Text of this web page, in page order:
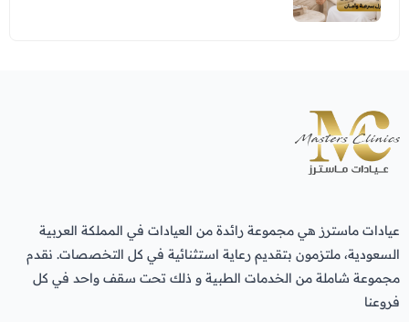
عيادات ماسترز هي مجموعة رائدة من العيادات في المملكة العربية
السعودية، ملتزمون بتقديم رعاية استثنائية في كل التخصصات. نقدم
مجموعة شاملة من الخدمات الطبية و ذلك تحت سقف واحد في كل
فروعنا